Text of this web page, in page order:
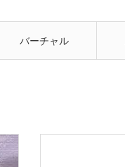
バーチャル